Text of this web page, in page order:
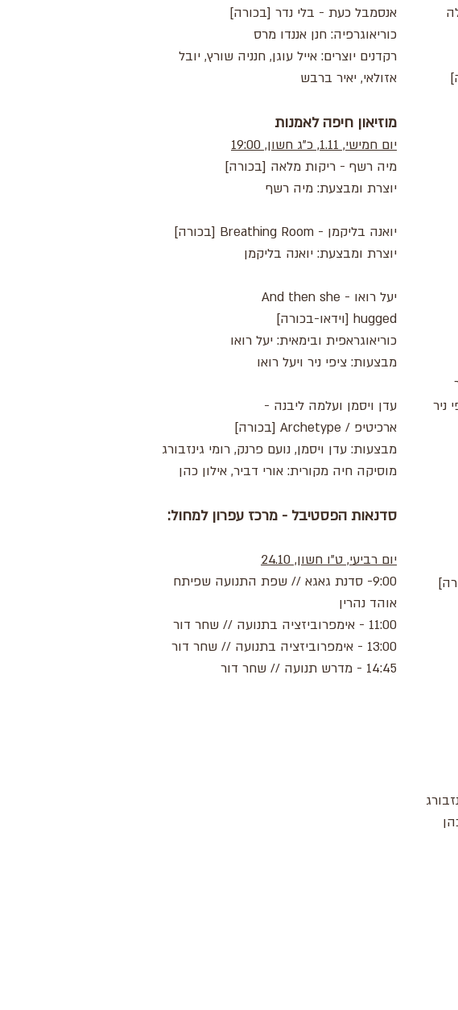
אנסמבל כעת - בלי נדר [בכורה]
כוריאוגרפיה: חנן אננדו מרס
רקדנים יוצרים: אייל עוגן, חנניה שורץ, יובל
אזולאי, יאיר ברבש
מוזיאון חיפה לאמנות
יום חמישי, 1.11, כ"ג חשון, 19:00
מיה רשף - ריקות מלאה [בכורה]
יוצרת ומבצעת: מיה רשף
יואנה בליקמן - Breathing Room [בכורה]
יוצרת ומבצעת: יואנה בליקמן
יעל רואו - And then she
hugged [וידאו-בכורה]
כוריאוגראפית ובימאית: יעל רואו
מבצעות: ציפי ניר ויעל רואו
עדן ויסמן ועלמה ליבנה -
ארכיטיפ / Archetype [בכורה]
מבצעות: עדן ויסמן, נועם פרנק, רומי גינזבורג
מוסיקה חיה מקורית: אורי דביר, אילון כהן
סדנאות הפסטיבל - מרכז עפרון למחול:
יום רביעי, ט"ו חשון, 24.10
9:00- סדנת גאגא // שפת התנועה שפיתח
אוהד נהרין
11:00 - אימפרוביזציה בתנועה // שחר דור
13:00 - אימפרוביזציה בתנועה // שחר דור
14:45 - מדרש תנועה // שחר דור
ניר